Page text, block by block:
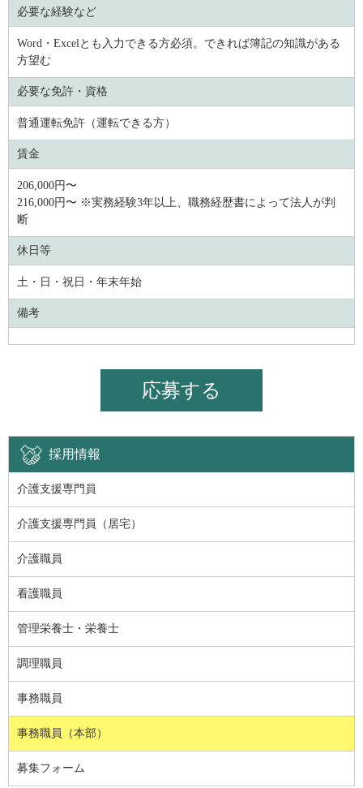
必要な経験など
Word・Excelとも入力できる方必須。できれば簿記の知識がある
方望む
必要な免許・資格
普通運転免許（運転できる方）
賃金
206,000円〜
216,000円〜 ※実務経験3年以上、職務経歴書によって法人が判
断
休日等
土・日・祝日・年末年始
備考
応募する
採用情報
介護支援専門員
介護支援専門員（居宅）
介護職員
看護職員
管理栄養士・栄養士
調理職員
事務職員
事務職員（本部）
募集フォーム